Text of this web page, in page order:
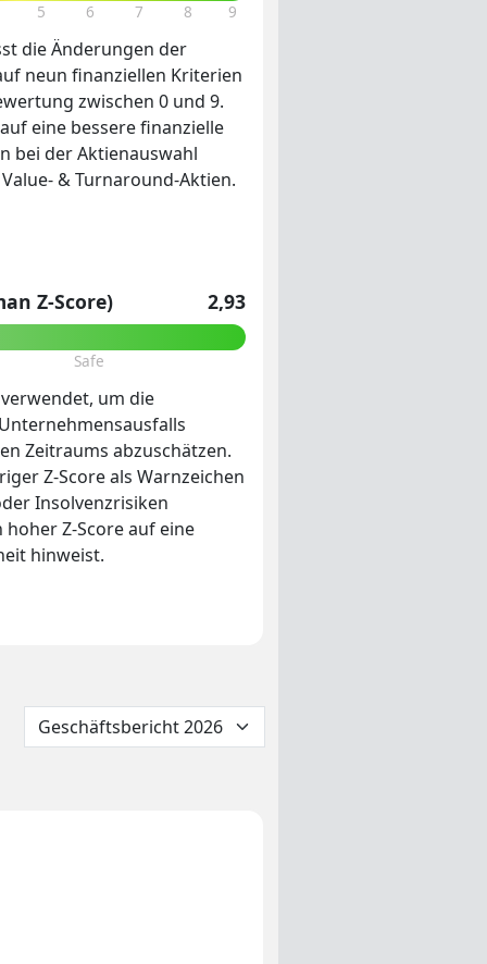
5 6 7 8 9
die Änderungen der
neun finanziellen Kriterien
zwischen 0 und 9.
eine bessere finanzielle
bei der Aktienauswahl
& Turnaround-Aktien.
Z-Score) 2,93
Safe
um die
Zeitraums abzuschätzen.
Z-Score als Warnzeichen
Insolvenzrisiken
Z-Score auf eine
hinweist.